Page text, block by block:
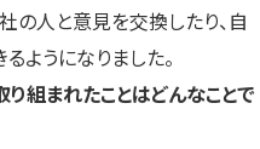
の人と意見を交換したり、自
ようになりました。
組まれたことはどんなことで